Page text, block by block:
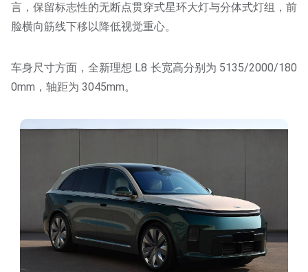
言，保留标志性的无断点贯穿式星环大灯与分体式灯组，前
脸横向筋线下移以降低视觉重心。
车身尺寸方面，全新理想 L8 长宽高分别为 5135/2000/180
0mm，轴距为 3045mm。